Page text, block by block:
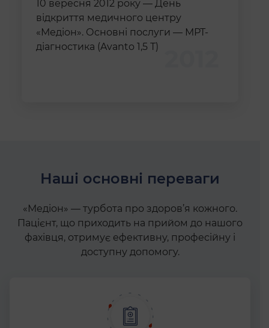
10 вересня 2012 року — День
відкриття медичного центру
«Медіон». Основні послуги — МРТ-
діагностика (Avanto 1,5 Т)
Наші основні переваги
«Медіон» — турбота про здоров’я кожного.
Пацієнт, що приходить на прийом до нашого
фахівця, отримує ефективну, професійну і
доступну допомогу.